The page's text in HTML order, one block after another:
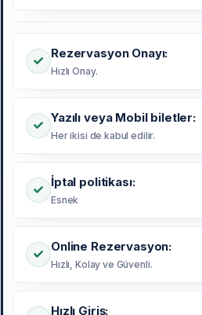
Rezervasyon Onayı:
Hızlı Onay.
Yazılı veya Mobil biletler:
Her ikisi de kabul edilir.
İptal politikası:
Esnek
Online Rezervasyon:
Hızlı, Kolay ve Güvenli.
Hızlı Giriş: